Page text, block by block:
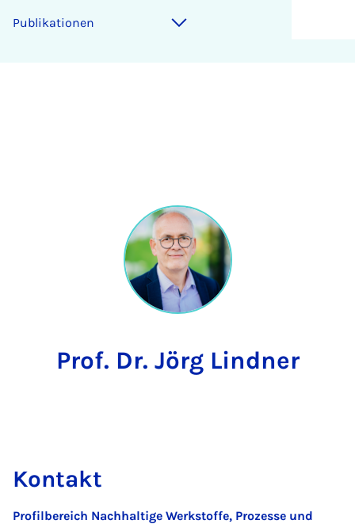
Publikationen
Prof. Dr. Jörg Lindner
Kontakt
Profilbereich Nachhaltige Werkstoffe, Prozesse und